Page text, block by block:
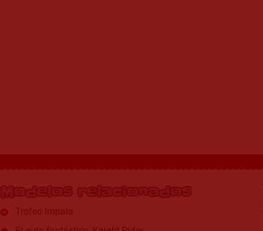
Modelos relacionados
Trofeo Impala